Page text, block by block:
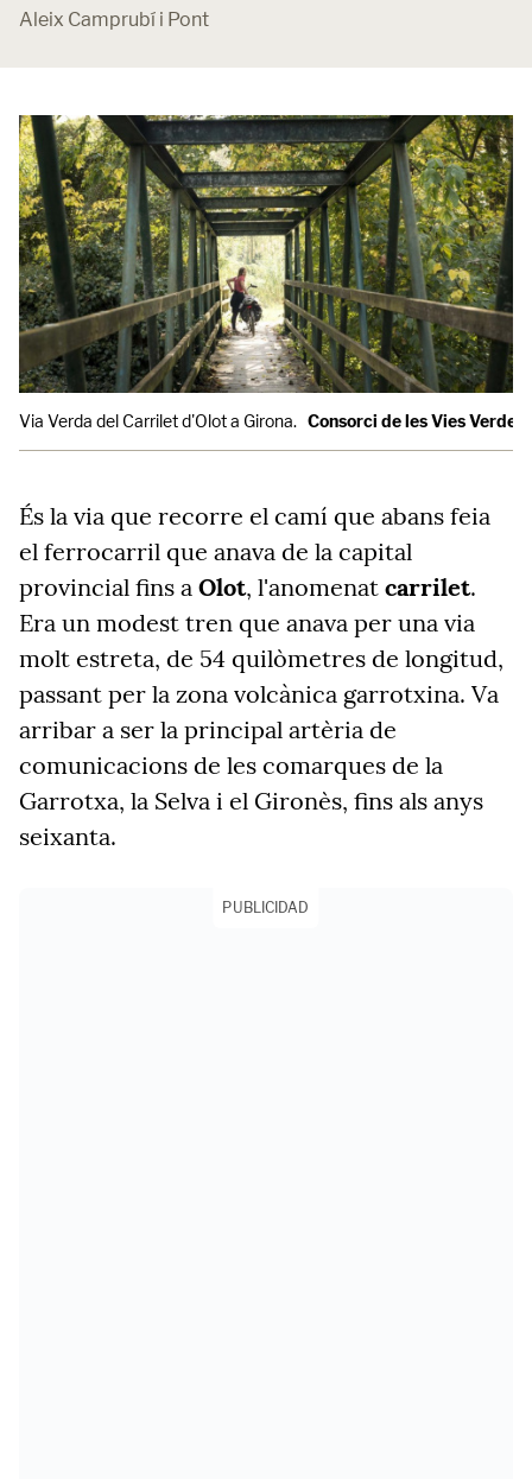
Aleix Camprubí i Pont
Via Verda del Carrilet d'Olot a Girona. Consorci de les Vies Verdes
És la via que recorre el camí que abans feia
el ferrocarril que anava de la capital
provincial fins a Olot, l'anomenat carrilet.
Era un modest tren que anava per una via
molt estreta, de 54 quilòmetres de longitud,
passant per la zona volcànica garrotxina. Va
arribar a ser la principal artèria de
comunicacions de les comarques de la
Garrotxa, la Selva i el Gironès, fins als anys
seixanta.
PUBLICIDAD